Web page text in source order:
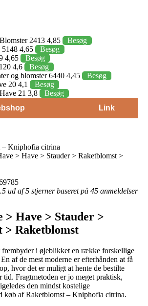
Blomster 2413 4,85
Besøg
5148 4,65
Besøg
4,65
Besøg
4,6
Besøg
og blomster 6440 4,45
Besøg
20 4,1
Besøg
Have 21 3,8
Besøg
Link
– Kniphofia citrina
> Have > Stauder > Raketblomst >
ud af 5 stjerner baseret på 45 anmeldelser
> Have > Stauder >
> Raketblomst
frembyder i øjeblikket en række forskellige
af de mest moderne er efterhånden at få
hvor det er muligt at hente de bestilte
tid. Fragtmetoden er jo meget praktisk,
den mindst kostelige
køb af Raketblomst – Kniphofia citrina.